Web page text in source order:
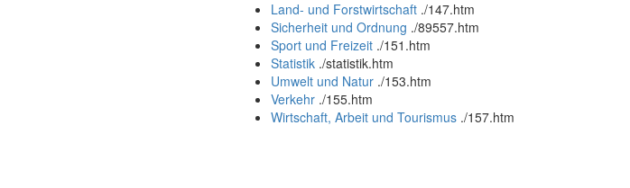
Land- und Forstwirtschaft ./147.htm
Sicherheit und Ordnung ./89557.htm
Sport und Freizeit ./151.htm
Statistik ./statistik.htm
Umwelt und Natur ./153.htm
Verkehr ./155.htm
Wirtschaft, Arbeit und Tourismus ./157.htm